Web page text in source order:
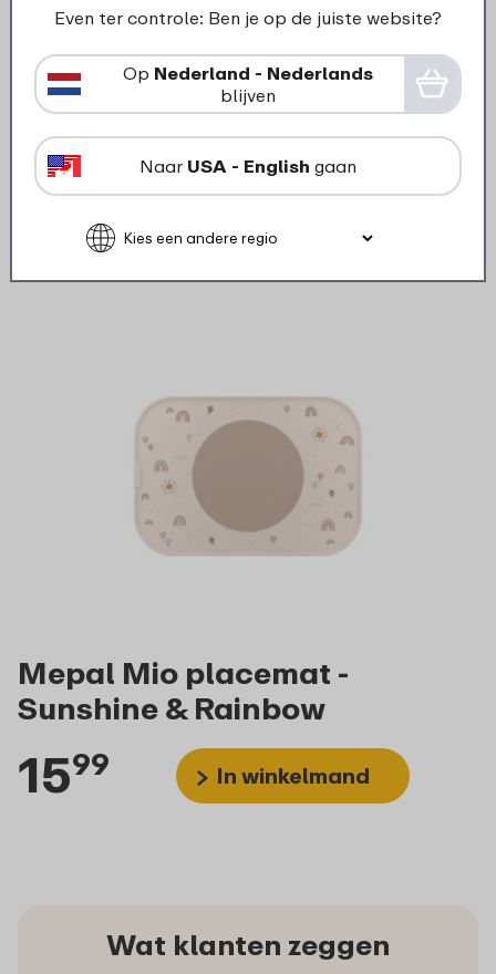
Vakjesbord Mepal Mio -
Sunshine & Rainbow
1399
300
Mepal Mio placemat -
Sunshine & Rainbow
1599 In winkelmand
Wat klanten zeggen
Even ter controle: Ben je op de juiste website?
Op Nederland - Nederlands
blijven
Naar USA - English gaan